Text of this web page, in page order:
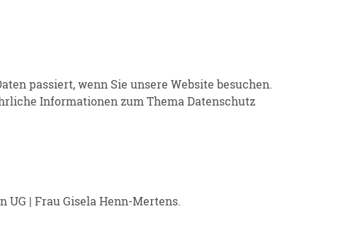
passiert, wenn Sie unsere Website besuchen.
Infor­ma­tionen zum Thema Daten­schutz
| Frau Gisela Henn-Mertens.